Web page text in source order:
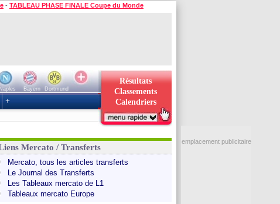
- TABLEAU PHASE FINALE Coupe du Monde
Naples Bayern
Dortmund
Résultats
Classements
Calendriers
+
Mercato / Transferts
Mercato, tous les articles transferts
Le Journal des Transferts
Les Tableaux mercato de L1
Tableaux mercato Europe
emplacement publicitaire